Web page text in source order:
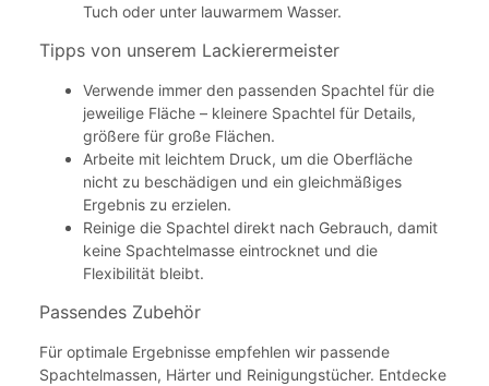
Tuch oder unter lauwarmem Wasser.
Tipps von unserem Lackierermeister
Verwende immer den passenden Spachtel für die
jeweilige Fläche – kleinere Spachtel für Details,
größere für große Flächen.
Arbeite mit leichtem Druck, um die Oberfläche
nicht zu beschädigen und ein gleichmäßiges
Ergebnis zu erzielen.
Reinige die Spachtel direkt nach Gebrauch, damit
keine Spachtelmasse eintrocknet und die
Flexibilität bleibt.
Passendes Zubehör
Für optimale Ergebnisse empfehlen wir passende
Spachtelmassen, Härter und Reinigungstücher. Entdecke